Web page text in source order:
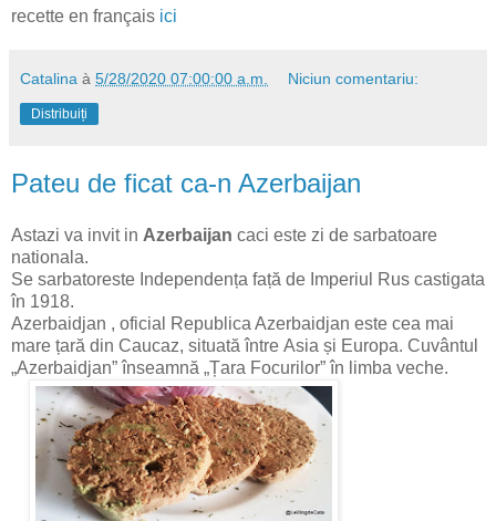
recette en français ici
Catalina à 5/28/2020 07:00:00 a.m. Niciun comentariu:
Distribuiți
Pateu de ficat ca-n Azerbaijan
Astazi va invit in Azerbaijan caci este zi de sarbatoare
nationala.
Se sarbatoreste Independența față de Imperiul Rus castigata
în 1918.
Azerbaidjan , oficial Republica Azerbaidjan este cea mai
mare țară din Caucaz, situată între Asia și Europa. Cuvântul
„Azerbaidjan” înseamnă „Țara Focurilor” în limba veche.